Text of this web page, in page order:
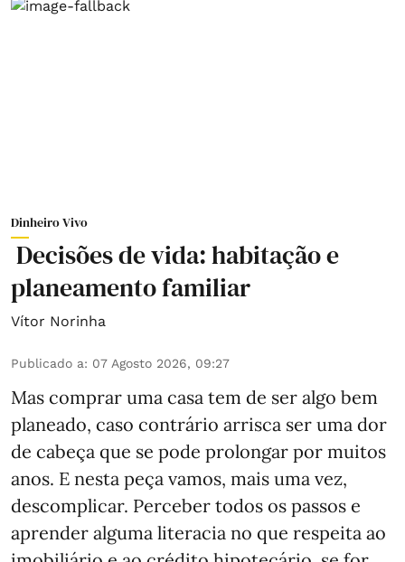
Dinheiro Vivo
Decisões de vida: habitação e
planeamento familiar
Vítor Norinha
Publicado a: 07 Agosto 2026, 09:27
Mas comprar uma casa tem de ser algo bem
planeado, caso contrário arrisca ser uma dor
de cabeça que se pode prolongar por muitos
anos. E nesta peça vamos, mais uma vez,
descomplicar. Perceber todos os passos e
aprender alguma literacia no que respeita ao